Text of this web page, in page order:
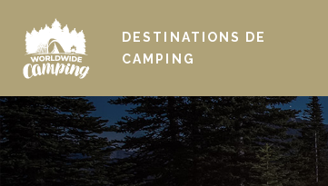
DESTINATIONS DE
CAMPING